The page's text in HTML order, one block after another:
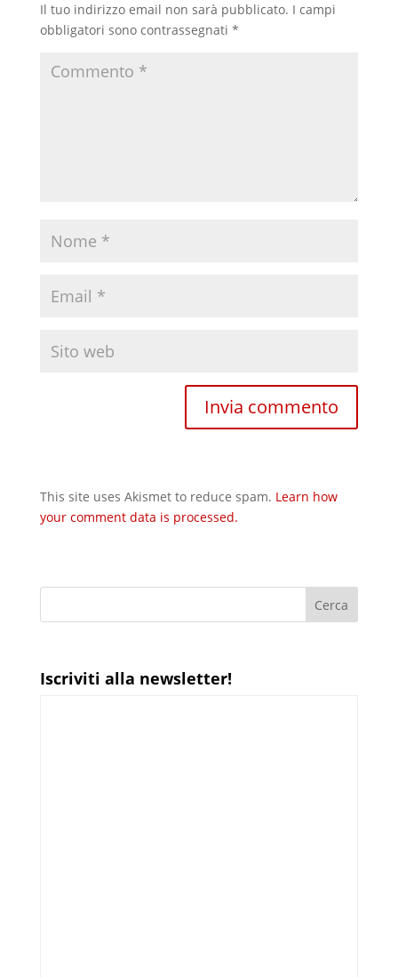
Il tuo indirizzo email non sarà pubblicato. I campi
obbligatori sono contrassegnati *
This site uses Akismet to reduce spam. Learn how
your comment data is processed.
Iscriviti alla newsletter!